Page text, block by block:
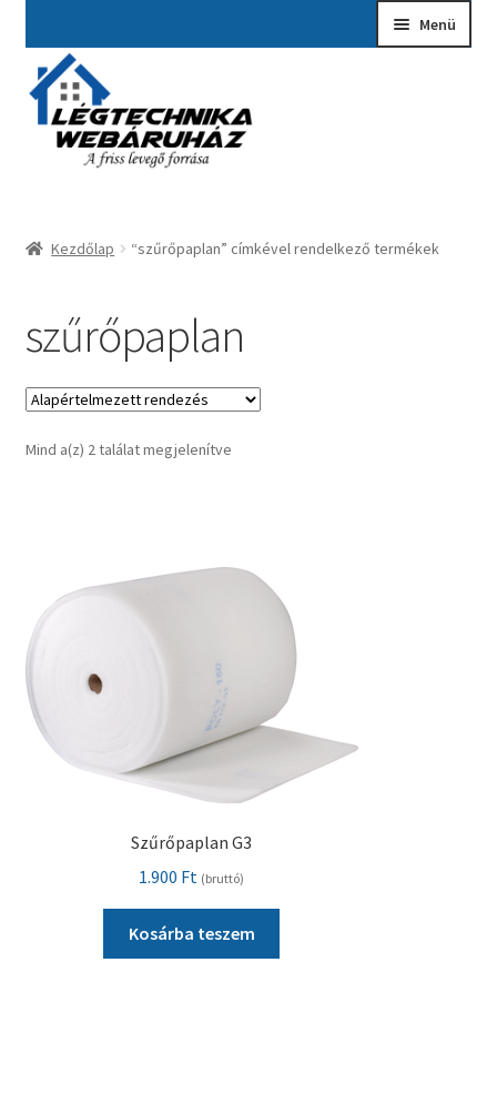
navigációhoz
tartalomba
Menü
Kezdőlap
A fiókom
Ajánlatkérés
Általános szerződési feltételek
Szállítás
Visszatérítési tájékoztató
Kezdőlap “szűrőpaplan” címkével rendelkező termékek
szűrőpaplan
Mind a(z) 2 találat megjelenítve
Szűrőpaplan G3
1.900 Ft (bruttó)
Kosárba teszem